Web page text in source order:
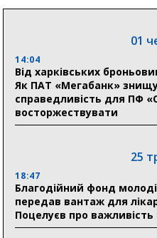
18:30
відновлення житла
31
21:01
До 19 400 гривень на
Сумщини пояснив, як
«Укрексімбанк»
Пенсійному фонді
людям
11:00
01
14:04
Від харківських
Як ПАТ «Мегабанк»
справедливість для ПФ
восторжествувати
25
18:47
Благодійний фонд
передав вантаж для
Поцелуєв про